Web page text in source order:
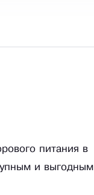
питания в
и выгодным